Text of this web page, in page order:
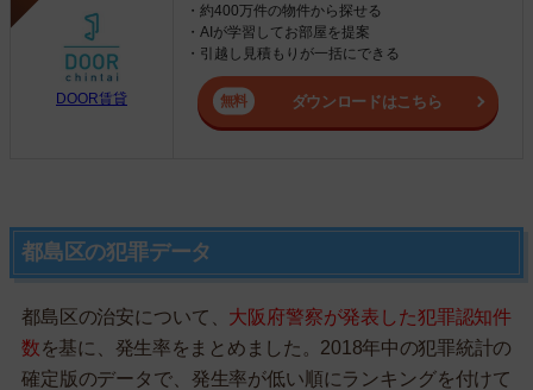
DOOR賃貸
・約400万件の物件から探せる
・AIが学習してお部屋を提案
・引越し見積もりが一括にできる
ダウンロードはこちら
都島区の犯罪データ
都島区の治安について、 大阪府警察が発表した犯罪認知件
数を基に、発生率をまとめました。2018年中の犯罪統計の
確定版のデータで、発生率が低い順にランキングを付けて